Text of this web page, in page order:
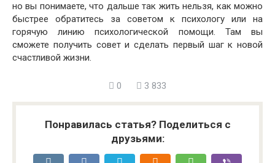
но вы понимаете, что дальше так жить нельзя, как можно
быстрее обратитесь за советом к психологу или на
горячую линию психологической помощи. Там вы
сможете получить совет и сделать первый шаг к новой
счастливой жизни.
0 3 833
Понравилась статья? Поделиться с
друзьями: